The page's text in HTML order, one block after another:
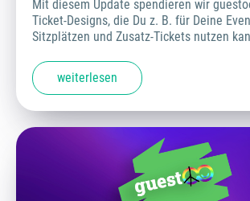
Mit diesem Update spendieren wir
Ticket-Designs, die Du z. B. für Deine
Sitzplätzen und Zusatz-Tickets nutzen
weiterlesen